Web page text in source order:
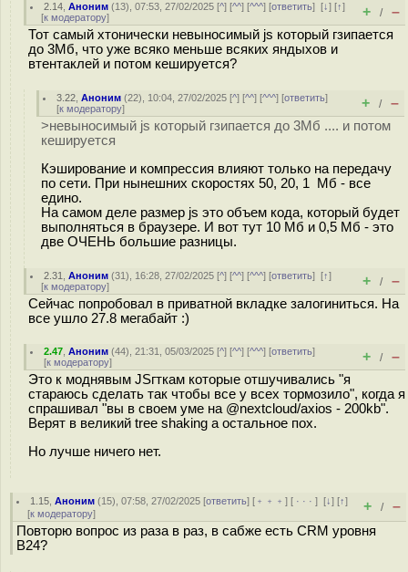
2.14 ,Аноним (13), 07:53, 27/02/2025 [^] [^^] [^^^] [ответить][↓] [↑]
[к модератору] + / –
Тот самый хтонически невыносимый js который гзипается
до 3Мб, что уже всяко меньше всяких яндыхов и
втентаклей и потом кешируется?
3.22 ,Аноним (22), 10:04, 27/02/2025 [^] [^^] [^^^] [ответить]
[к модератору] + / –
>невыносимый js который гзипается до 3Мб .... и потом
кешируется
Кэширование и компрессия влияют только на передачу
по сети. При нынешних скоростях 50, 20, 1 Мб - все
едино.
На самом деле размер js это объем кода, который будет
выполняться в браузере. И вот тут 10 Мб и 0,5 Мб - это
две ОЧЕНЬ большие разницы.
2.31 ,Аноним (31), 16:28, 27/02/2025 [^] [^^] [^^^] [ответить][↑]
[к модератору] + / –
Сейчас попробовал в приватной вкладке залогиниться. На
все ушло 27.8 мегабайт :)
2.47 ,Аноним (44), 21:31, 05/03/2025 [^] [^^] [^^^] [ответить]
[к модератору] + / –
Это к моднявым JSгткам которые отшучивались "я
стараюсь сделать так чтобы все у всех тормозило", когда я
спрашивал "вы в своем уме на @nextcloud/axios - 200kb".
Верят в великий tree shaking а остальное пох.
Но лучше ничего нет.
1.15 ,Аноним (15), 07:58, 27/02/2025 [ответить] [ ﹢﹢﹢] [ · · ·][↓] [↑]
[к модератору] + / –
Повторю вопрос из раза в раз, в сабже есть CRM уровня
B24?